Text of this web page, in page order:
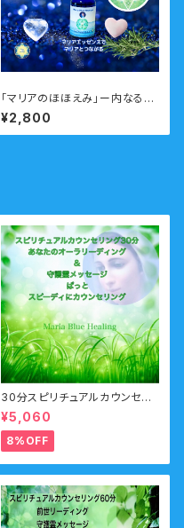
「マリアのほほえみ」ー内なる美
と神秘性を輝かせるー 瞑想音
声ガイド付き マリアウォーター
エッセンス・シングル
¥2,800
30分スピリチュアルカウンセリ
ング お電話・オンライン・チャ
ット
¥5,060
8%OFF